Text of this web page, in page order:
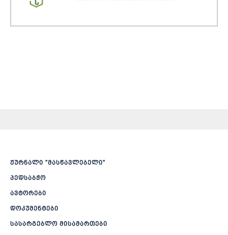
ჟურნალი ”მასწავლებელი”
პედსაბჭო
ავტორები
დოკუმენტები
სასარგებლო მისამართები